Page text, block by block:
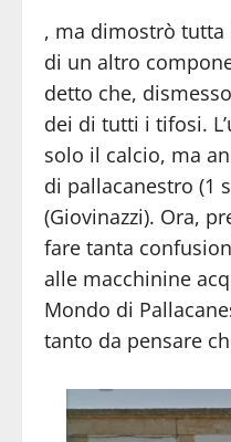
, ma dimostrò tutta
di un altro
detto che,
dei di tutti i tifosi.
solo il calcio, ma
di pallacanestro (1
(Giovinazzi). Ora,
fare tanta
alle macchinine
Mondo di
tanto da pensare